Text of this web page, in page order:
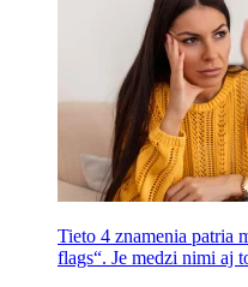
Tieto 4 znamenia patria
flags“. Je medzi nimi aj